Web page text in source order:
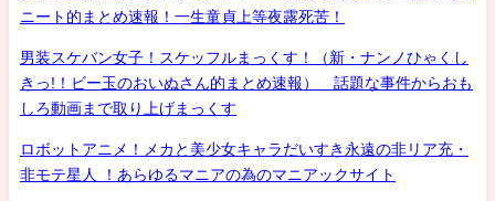
ニート的まとめ速報！一生童貞上等夜露死苦！
男装スケバン女子！スケッフルまっくす！（新・ナンノひゃくし
きっ!！ビー玉のおいぬさん的まとめ速報） 話題な事件からおも
しろ動画まで取り上げまっくす
ロボットアニメ！メカと美少女キャラだいすき永遠の非リア充・
非モテ星人 ！あらゆるマニアの為のマニアックサイト